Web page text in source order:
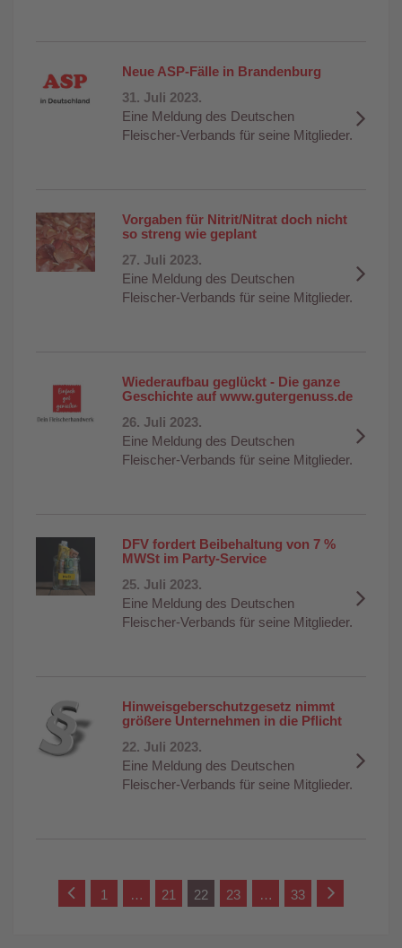
Neue ASP-Fälle in Brandenburg
31. Juli 2023.
Eine Meldung des Deutschen
Fleischer-Verbands für seine Mitglieder.
Vorgaben für Nitrit/Nitrat doch nicht
so streng wie geplant
27. Juli 2023.
Eine Meldung des Deutschen
Fleischer-Verbands für seine Mitglieder.
Wiederaufbau geglückt - Die ganze
Geschichte auf www.gutergenuss.de
26. Juli 2023.
Eine Meldung des Deutschen
Fleischer-Verbands für seine Mitglieder.
DFV fordert Beibehaltung von 7 %
MWSt im Party-Service
25. Juli 2023.
Eine Meldung des Deutschen
Fleischer-Verbands für seine Mitglieder.
Hinweisgeberschutzgesetz nimmt
größere Unternehmen in die Pflicht
22. Juli 2023.
Eine Meldung des Deutschen
Fleischer-Verbands für seine Mitglieder.
1 … 21 22 23 … 33